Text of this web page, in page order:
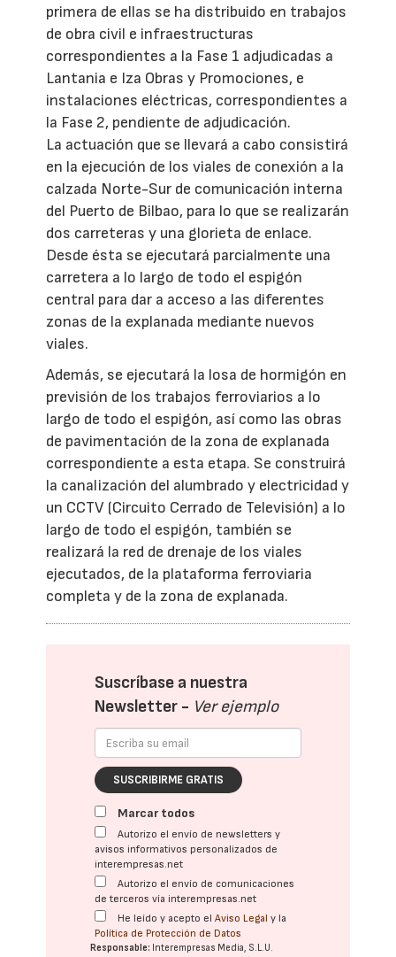
primera de ellas se ha distribuido en trabajos
de obra civil e infraestructuras
correspondientes a la Fase 1 adjudicadas a
Lantania e Iza Obras y Promociones, e
instalaciones eléctricas, correspondientes a
la Fase 2, pendiente de adjudicación.
La actuación que se llevará a cabo consistirá
en la ejecución de los viales de conexión a la
calzada Norte-Sur de comunicación interna
del Puerto de Bilbao, para lo que se realizarán
dos carreteras y una glorieta de enlace.
Desde ésta se ejecutará parcialmente una
carretera a lo largo de todo el espigón
central para dar a acceso a las diferentes
zonas de la explanada mediante nuevos
viales.
Además, se ejecutará la losa de hormigón en
previsión de los trabajos ferroviarios a lo
largo de todo el espigón, así como las obras
de pavimentación de la zona de explanada
correspondiente a esta etapa. Se construirá
la canalización del alumbrado y electricidad y
un CCTV (Circuito Cerrado de Televisión) a lo
largo de todo el espigón, también se
realizará la red de drenaje de los viales
ejecutados, de la plataforma ferroviaria
completa y de la zona de explanada.
Suscríbase a nuestra
Newsletter - Ver ejemplo
SUSCRIBIRME GRATIS
Marcar todos
Autorizo el envío de newsletters y
avisos informativos personalizados de
interempresas.net
Autorizo el envío de comunicaciones
de terceros vía interempresas.net
He leído y acepto elAviso Legal y la
Política de Protección de Datos
Responsable: Interempresas Media, S.L.U.